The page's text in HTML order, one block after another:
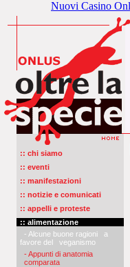
Nuovi Casino
:: chi siamo
:: eventi
:: manifestazioni
:: notizie e comunicati
:: appelli e proteste
:: alimentazione
- Alcune buone ragioni a
favore del veganismo
- Appunti di anatomia
comparata